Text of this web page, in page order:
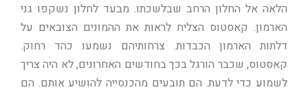
הלאה אל החלון הרחב שבלשכתו. מבעד לחלון נשקפו גני
הארמון. קאסטוס הצליח לראות את ההמונים הצובאים על
דלתות הארמון הכבדות. צרחותיהם נשמעו כהד רחוק.
קאסטוס, שכבר הורגל בכך בחודשים האחרונים, לא היה צריך
לשמוע כדי לדעת. הם תובעים מהכנסייה להושיע אותם. הם